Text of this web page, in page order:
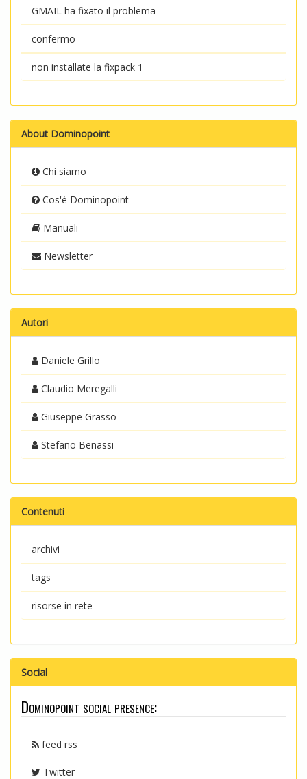
GMAIL ha fixato il problema
confermo
non installate la fixpack 1
About Dominopoint
Chi siamo
Cos'è Dominopoint
Manuali
Newsletter
Autori
Daniele Grillo
Claudio Meregalli
Giuseppe Grasso
Stefano Benassi
Contenuti
archivi
tags
risorse in rete
Social
Dominopoint social presence:
feed rss
Twitter